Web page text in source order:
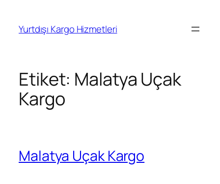
Yurtdışı Kargo Hizmetleri
Etiket: Malatya Uçak
Kargo
Malatya Uçak Kargo